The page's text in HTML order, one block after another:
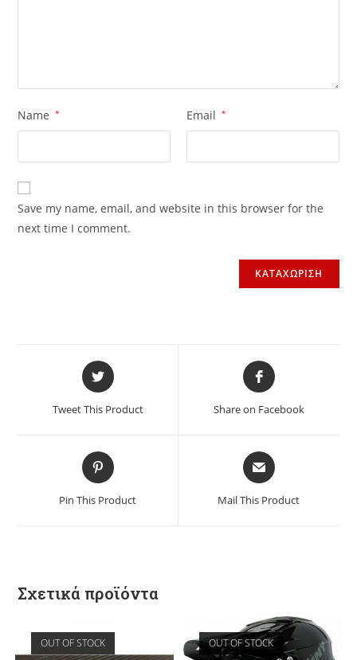
Name * Email *
Save my name, email, and website in this browser for the
next time I comment.
Tweet This Product Share on Facebook
Pin This Product Mail This Product
Σχετικά προϊόντα
OUT OF STOCK OUT OF STOCK